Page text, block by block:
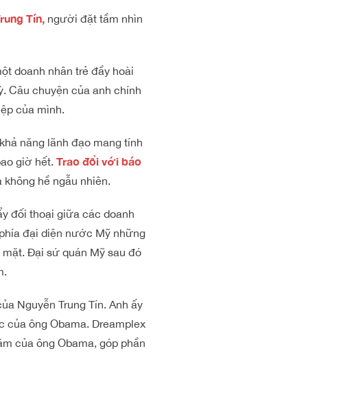
Tín, người đặt tầm nhìn
doanh nhân trẻ đầy hoài
Câu chuyện của anh chính
của mình.
năng lãnh đạo mang tính
giờ hết. Trao đổi với báo
hề ngẫu nhiên.
đối thoại giữa các doanh
đại diện nước Mỹ những
mặt. Đại sứ quán Mỹ sau đó
Nguyễn Trung Tín. Anh ấy
của ông Obama. Dreamplex
của ông Obama, góp phần